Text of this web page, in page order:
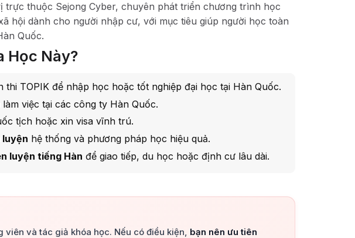
trực thuộc Sejong Cyber, chuyên phát triển chương trình học
hội dành cho người nhập cư, với mục tiêu giúp người học toàn
Quốc.
Học Này?
thi TOPIK để nhập học hoặc tốt nghiệp đại học tại Hàn Quốc.
việc tại các công ty Hàn Quốc.
tịch hoặc xin visa vĩnh trú.
luyện hệ thống và phương pháp học hiệu quả.
luyện tiếng Hàn để giao tiếp, du học hoặc định cư lâu dài.
và tác giả khóa học. Nếu có điều kiện, bạn nên ưu tiên